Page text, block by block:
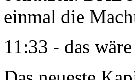
einmal die
11:33 - das